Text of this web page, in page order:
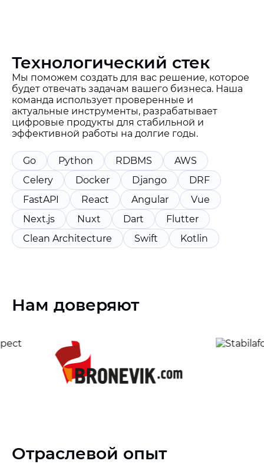
Технологический стек
Мы поможем создать для вас решение, которое
будет отвечать задачам вашего бизнеса. Наша
команда использует проверенные и
актуальные инструменты, разрабатывает
цифровые продукты для стабильной и
эффективной работы на долгие годы.
Go Python RDBMS
AWS
Celery
Docker Django
DRF
FastAPI
React Angular
Vue
Next.js
Nuxt Dart
Flutter
Clean Architecture
Swift Kotlin
Нам доверяют
Отраслевой опыт